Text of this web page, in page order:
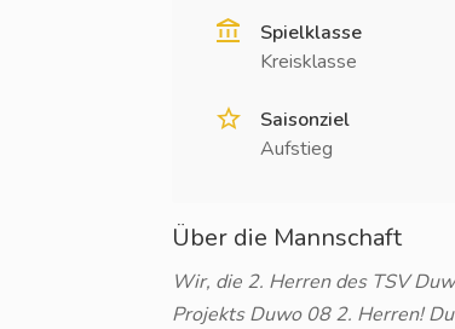
Spielklasse
Kreisklasse
Saisonziel
Aufstieg
Über die Mannschaft
Wir, die 2. Herren des TSV
Projekts Duwo 08 2. Herren!